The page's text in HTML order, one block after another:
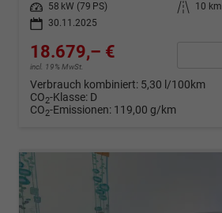
Leistung
58 kW (79 PS) Kilometerstand
10 km
30.11.2025
18.679,– €
incl. 19% MwSt.
Verbrauch kombiniert: 5,30 l/100km
CO2-Klasse: D
CO2-Emissionen: 119,00 g/km